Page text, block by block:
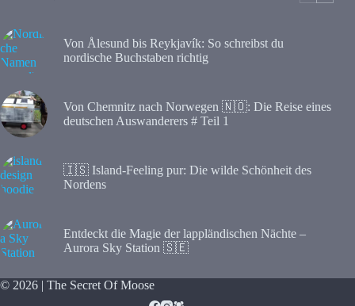
Von Ålesund bis Reykjavík: So schreibst du
nordische Buchstaben richtig
Von Chemnitz nach Norwegen 🇳🇴: Die Reise eines
deutschen Auswanderers # Teil 1
🇮🇸 Island-Feeling pur: Die wilde Schönheit des
Nordens
Entdeckt die Magie der lappländischen Nächte –
Aurora Sky Station 🇸🇪
© 2026 | The Secret Of Moose